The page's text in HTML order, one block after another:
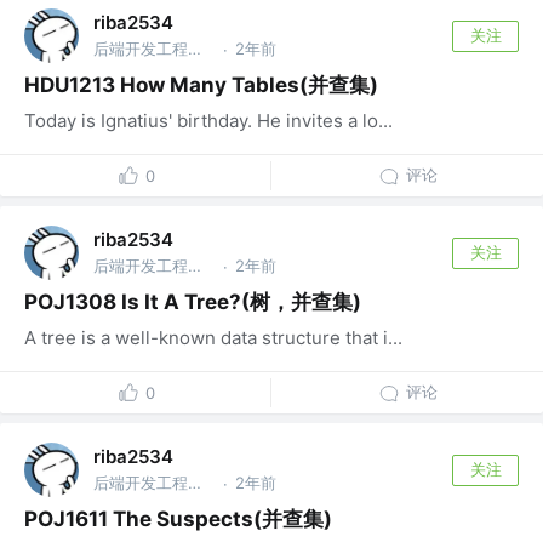
riba2534
后端开发工程师 @字节跳动 · 2年前
关注
HDU1213 How Many Tables(并查集)
Today is Ignatius' birthday. He invites a lo...
0 评论
riba2534
后端开发工程师 @字节跳动 · 2年前
关注
POJ1308 Is It A Tree?(树，并查集)
A tree is a well-known data structure that i...
0 评论
riba2534
后端开发工程师 @字节跳动 · 2年前
关注
POJ1611 The Suspects(并查集)